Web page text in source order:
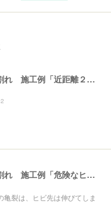
飛び石ひび割れ 施工例「近距離２箇所・パーシャル系+ストレート系」CX-8
飛び石ひび割れ 施工例「危険なヒビ🚨⚠️表面上亀裂」ジムニー
亀裂は、ヒビ先は伸びてしま